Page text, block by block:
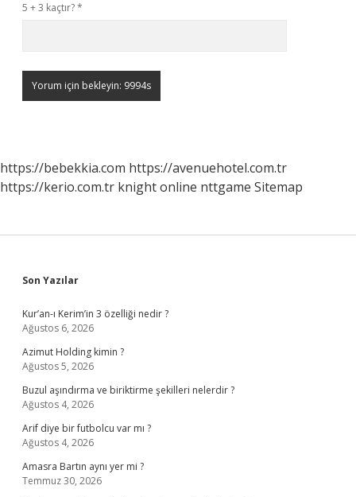
5 + 3 kaçtır?*
https://bebekkia.com https://avenuehotel.com.tr
https://kerio.com.tr knight online nttgame Sitemap
Sidebar
Son Yazılar
Kur’an-ı Kerim’in 3 özelliği nedir ?
Ağustos 6, 2026
Azimut Holding kimin ?
Ağustos 5, 2026
Buzul aşındırma ve biriktirme şekilleri nelerdir ?
Ağustos 4, 2026
Arif diye bir futbolcu var mı ?
Ağustos 4, 2026
Amasra Bartın aynı yer mi ?
Temmuz 30, 2026